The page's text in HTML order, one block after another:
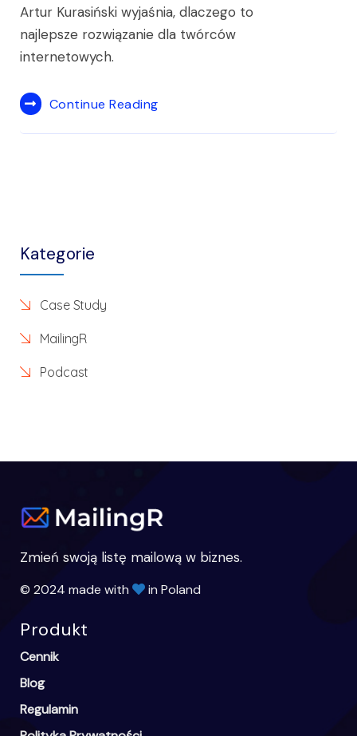
Artur Kurasiński wyjaśnia, dlaczego to
najlepsze rozwiązanie dla twórców
internetowych.
Continue Reading
Kategorie
Case Study
MailingR
Podcast
Zmień swoją listę mailową w biznes.
© 2024 made with in Poland
Produkt
Cennik
Blog
Regulamin